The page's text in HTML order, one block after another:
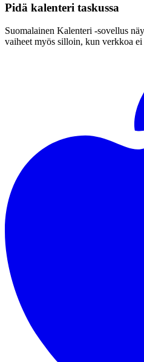
Pidä kalenteri taskussa
Suomalainen Kalenteri ‑sovellus
vaiheet myös silloin, kun verkkoa ei